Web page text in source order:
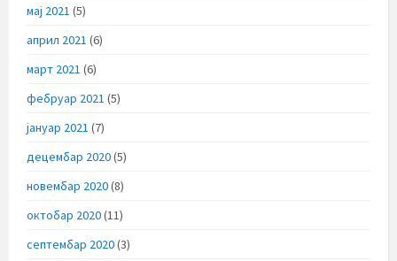
мај 2021 (5)
април 2021 (6)
март 2021 (6)
фебруар 2021 (5)
јануар 2021 (7)
децембар 2020(5)
новембар 2020(8)
октобар 2020(11)
септембар 2020(3)